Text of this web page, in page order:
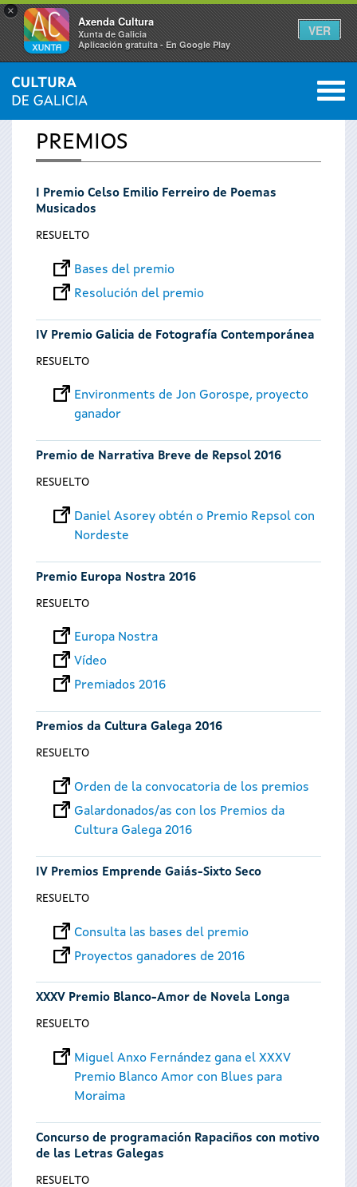
×
Axenda Cultura
Xunta de Galicia
Aplicación gratuíta - En Google Play
VER
Se
encuentra
usted
aquí
INICIO 0
PREMIOS
I Premio Celso Emilio Ferreiro de Poemas
Musicados
RESUELTO
Bases del premio
Resolución del premio
IV Premio Galicia de Fotografía Contemporánea
RESUELTO
Environments de Jon Gorospe, proyecto
ganador
Premio de Narrativa Breve de Repsol 2016
RESUELTO
Daniel Asorey obtén o Premio Repsol con
Nordeste
Premio Europa Nostra 2016
RESUELTO
Europa Nostra
Vídeo
Premiados 2016
Premios da Cultura Galega 2016
RESUELTO
Orden de la convocatoria de los premios
Galardonados/as con los Premios da
Cultura Galega 2016
IV Premios Emprende Gaiás-Sixto Seco
RESUELTO
Consulta las bases del premio
Proyectos ganadores de 2016
XXXV Premio Blanco-Amor de Novela Longa
RESUELTO
Miguel Anxo Fernández gana el XXXV
Premio Blanco Amor con Blues para
Moraima
Concurso de programación Rapaciños con motivo
de las Letras Galegas
RESUELTO